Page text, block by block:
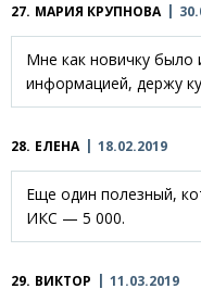
27. МАРИЯ КРУПНОВА
Мне как новичку было
информацией, держу
28. ЕЛЕНА 18.02.2019
Еще один полезный,
ИКС — 5 000.
29. ВИКТОР 11.03.2019